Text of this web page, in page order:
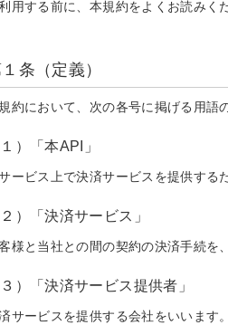
用する前に、本規約をよくお読みく
条（定義）
約において、次の各号に掲げる用語
１）「本API」
ービス上で決済サービスを提供する
２）「決済サービス」
様と当社との間の契約の決済手続を
３）「決済サービス提供者」
サービスを提供する会社をいいます。